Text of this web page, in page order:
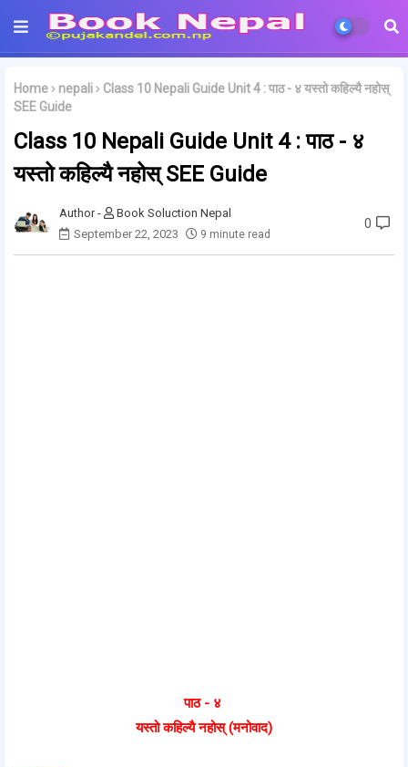
Home nepali
Class 10 Nepali Guide Unit 4 : पाठ - ४ यस्तो कहिल्यै नहोस्
SEE Guide
Class 10 Nepali Guide Unit 4 : पाठ - ४
यस्तो कहिल्यै नहोस् SEE Guide
Book Soluction Nepal
September 22, 2023
9 minute read
0
पाठ - ४
यस्तो कहिल्यै नहोस् (मनोवाद)